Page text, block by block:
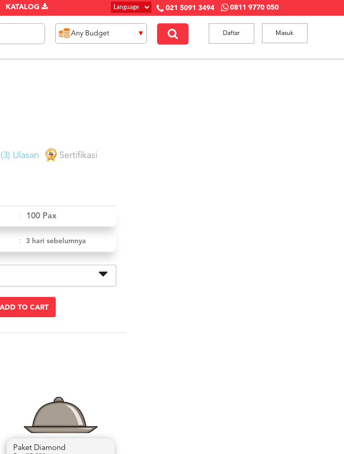
KATALOG 021 5091 3494 0811 9770 050
Masuk
Daftar
(3) Ulasan Sertifikasi
: 100 Pax
: 3 hari sebelumnya
ADD TO CART
Paket Diamond